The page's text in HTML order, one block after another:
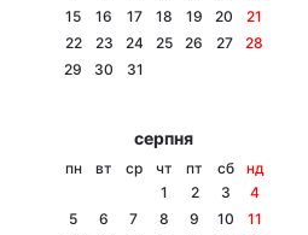
Архів
15
16 17 18 19 20
21
22
23 24 25 26 27
28
29
30 31
серпня
пн вт ср чт пт сб
нд
1
2 3
4
5
6 7 8 9 10
11